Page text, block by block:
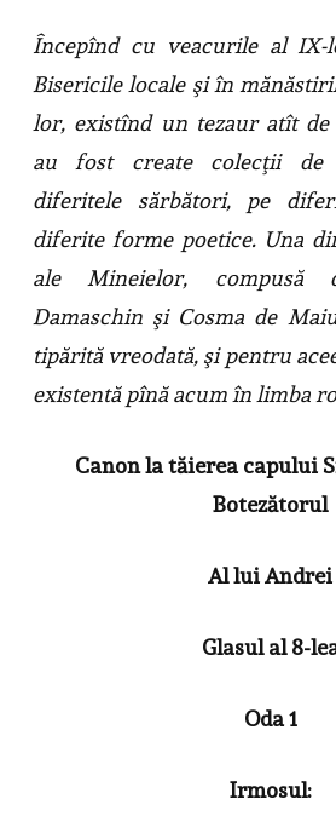
Începînd cu veacurile al
Bisericile locale şi în
lor, existînd un tezaur atît
au fost create colecţii de
diferitele sărbători, pe
diferite forme poetice. Una
ale Mineielor,
Damaschin şi Cosma de
tipărită vreodată, şi pentru
existentă pînă acum în limba
Canon la tăierea capului
Botezătorul
Al lui Andrei
Glasul al 8-
Oda 1
Irmosul: